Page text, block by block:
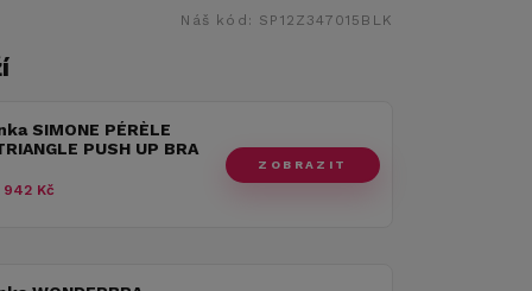
Náš kód: SP12Z347015BLK
SIMONE PÉRÈLE
PUSH UP BRA
942 Kč
ZOBRAZIT